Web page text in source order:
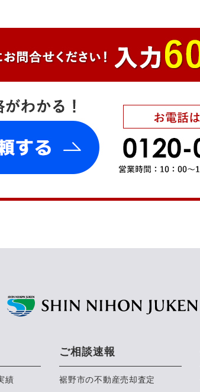
績
ご相談速報
裾野市の不動産売却査定